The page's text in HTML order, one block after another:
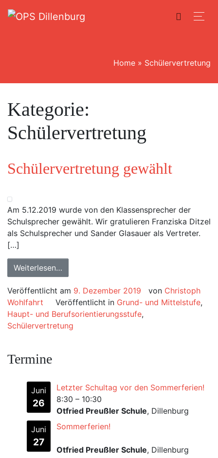
Home » Schülervertretung
Kategorie:
Schülervertretung
Schülervertretung gewählt
Am 5.12.2019 wurde von den Klassensprecher der
Schulsprecher gewählt. Wir gratulieren Franziska Ditzel
als Schulsprecher und Sander Glasauer als Vertreter.
[…]
Weiterlesen…
Veröffentlicht am 9. Dezember 2019 von Christoph
Wohlfahrt
Veröffentlicht in Grund- und Mittelstufe,
Haupt- und Berufsorientierungsstufe,
Schülervertretung
Termine
Juni
26
Letzter Schultag vor den Sommerferien!
8:30 – 10:30
Otfried Preußler Schule, Dillenburg
Juni
27
Sommerferien!
Otfried Preußler Schule, Dillenburg